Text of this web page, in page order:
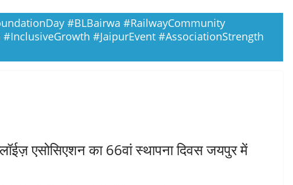
#BLBairwa #RailwayCommunity
#JaipurEvent #AssociationStrength
एसोसिएशन का 66वां स्थापना दिवस जयपुर में